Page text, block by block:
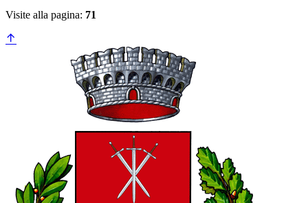
Visite alla pagina: 71